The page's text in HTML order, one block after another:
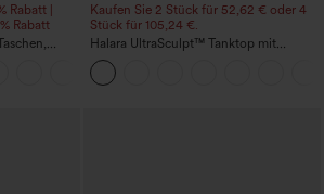
Rabatt |
Rabatt
Kaufen Sie 2 Stück für 52,62 € oder 4
Stück für 105,24 €.
Halara UltraSculpt™ Tanktop mit
Rundhalsausschnitt und
geschwungenem Saum